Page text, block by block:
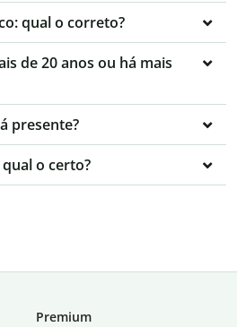
qual o correto?
de 20 anos ou há mais
presente?
o certo?
Premium